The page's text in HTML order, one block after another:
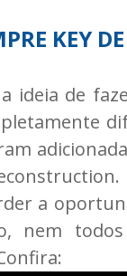
KEY
ideia de
a
nem